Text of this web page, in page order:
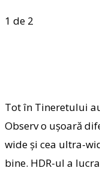
1 de 2
Tot în Tineretului
Observ o ușoară
wide și cea ultra-
bine. HDR-ul a